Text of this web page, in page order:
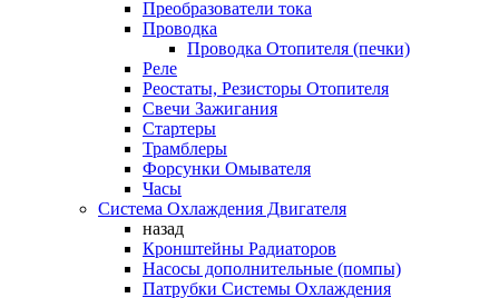
Преобразователи тока
Проводка
Проводка Отопителя (печки)
Реле
Реостаты, Резисторы Отопителя
Свечи Зажигания
Стартеры
Трамблеры
Форсунки Омывателя
Часы
Система Охлаждения Двигателя
назад
Кронштейны Радиаторов
Насосы дополнительные (помпы)
Патрубки Системы Охлаждения